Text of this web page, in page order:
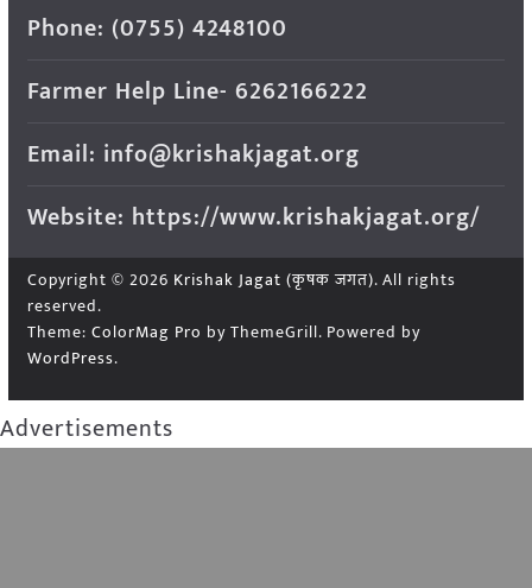
Phone: (0755) 4248100
Farmer Help Line- 6262166222
Email: info@krishakjagat.org
Website: https://www.krishakjagat.org/
Copyright © 2026 Krishak Jagat (कृषक जगत). All rights
reserved.
Theme: ColorMag Pro by ThemeGrill. Powered by
WordPress.
Advertisements